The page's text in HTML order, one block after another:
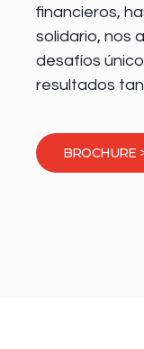
financieros,
solidario, nos
desafíos
resultados
BROCHURE